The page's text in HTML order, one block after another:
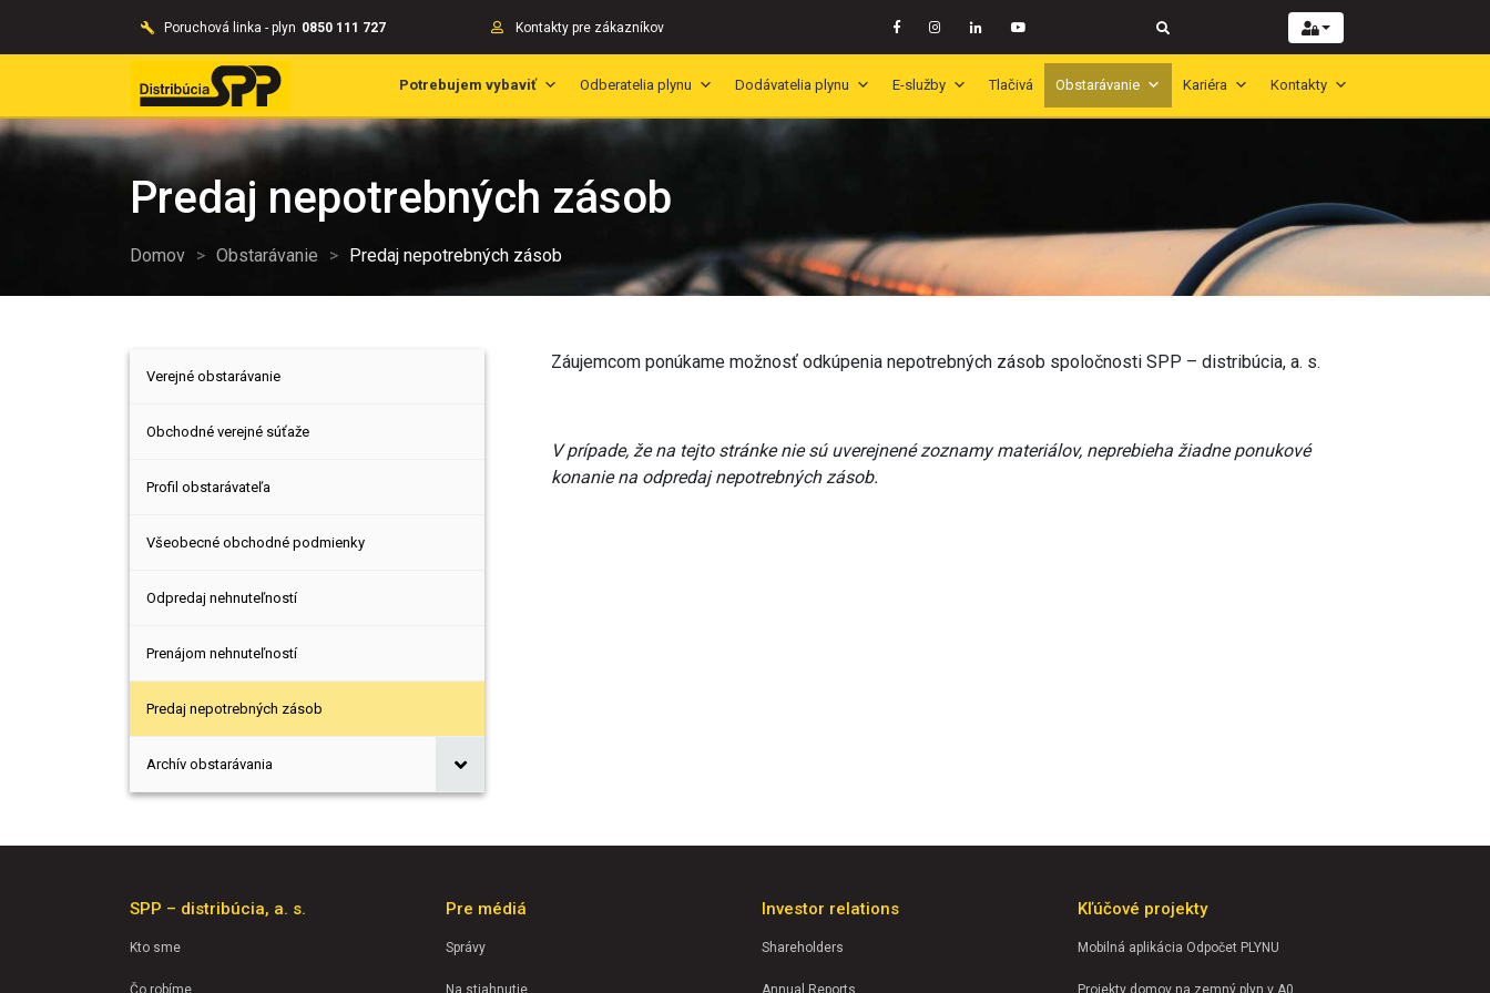
Poruchová linka - plyn 0850 111 727 Kontakty pre zákazníkov
Potrebujem vybaviť Odberatelia plynu Dodávatelia plynu E-služby Tlačivá Obstarávanie Kariéra Kontakty
Predaj nepotrebných zásob
Domov > Obstarávanie > Predaj nepotrebných zásob
Verejné obstarávanie
Obchodné verejné súťaže
Profil obstarávateľa
Všeobecné obchodné podmienky
Odpredaj nehnuteľností
Prenájom nehnuteľností
Predaj nepotrebných zásob
Archív obstarávania
Záujemcom ponúkame možnosť odkúpenia nepotrebných zásob spoločnosti SPP – distribúcia, a. s.
V prípade, že na tejto stránke nie sú uverejnené zoznamy materiálov, neprebieha žiadne ponukové
konanie na odpredaj nepotrebných zásob.
SPP – distribúcia, a. s.
Kto sme
Čo robíme
Pre médiá
Správy
Na stiahnutie
Investor relations
Shareholders
Annual Reports
Kľúčové projekty
Mobilná aplikácia Odpočet PLYNU
Projekty domov na zemný plyn v A0